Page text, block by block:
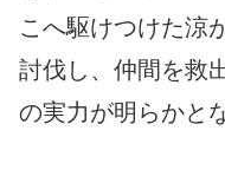
こへ駆けつけた涼
討伐し、仲間を救
の実力が明らかと